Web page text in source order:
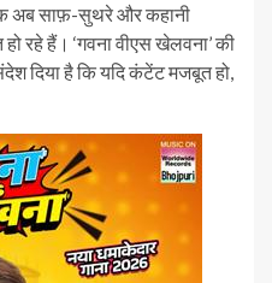
अब साफ़-सुथरे और कहानी
रहे हैं। ‘गवना वीएस खेलवना’ की
दिया है कि यदि कंटेंट मजबूत हो,